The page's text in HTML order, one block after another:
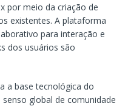
por meio da criação de
existentes. A plataforma
para interação e
dos usuários são
a base tecnológica do
global de comunidade